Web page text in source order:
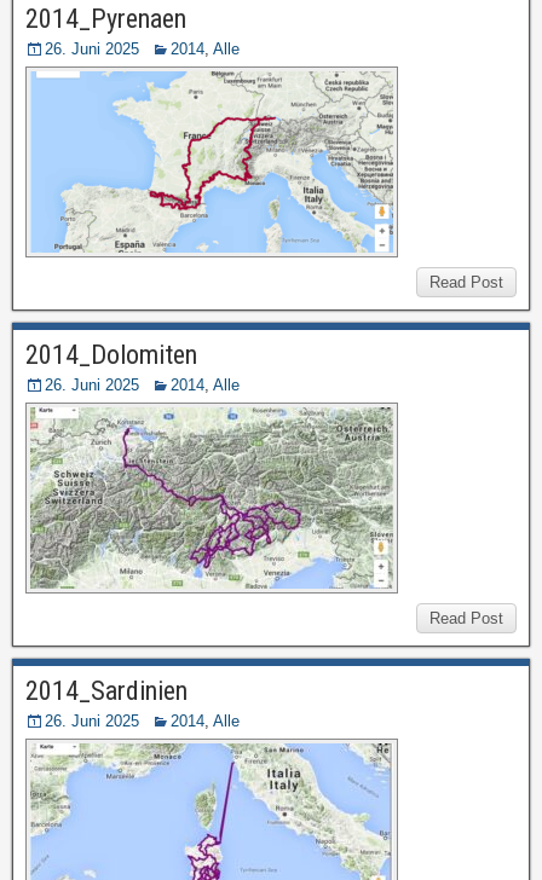
2014_Pyrenaen
26. Juni 2025 2014, Alle
Read Post
2014_Dolomiten
26. Juni 2025 2014, Alle
Read Post
2014_Sardinien
26. Juni 2025 2014, Alle